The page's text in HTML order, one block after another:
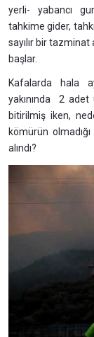
yerli- yabancı
tahkime gider,
sayılır bir tazminat
başlar.
Kafalarda hala
yakınında 2 adet
bitirilmiş iken,
kömürün
alındı?